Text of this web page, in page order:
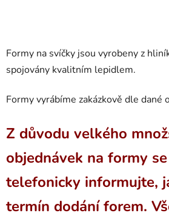
Formy na svíčky jsou vyrobeny z
spojovány kvalitním lepidlem.
Formy vyrábíme zakázkově dle dané
Z důvodu velkého
objednávek na formy
telefonicky informujte,
termín dodání forem.